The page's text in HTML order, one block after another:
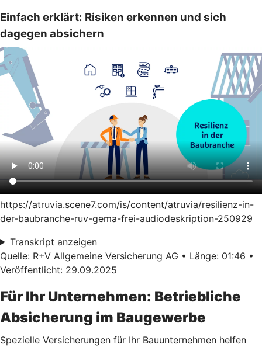
Einfach erklärt: Risiken erkennen und sich
dagegen absichern
https://atruvia.scene7.com/is/content/atruvia/resilienz-in-
der-baubranche-ruv-gema-frei-audiodeskription-250929
Transkript anzeigen
Quelle: R+V Allgemeine Versicherung AG • Länge: 01:46 •
Veröffentlicht: 29.09.2025
Für Ihr Unternehmen: Betriebliche
Absicherung im Baugewerbe
Spezielle Versicherungen für Ihr Bauunternehmen helfen